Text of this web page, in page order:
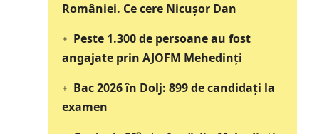
României. Ce cere Nicușor Dan
Peste 1.300 de persoane au fost
angajate prin AJOFM Mehedinți
Bac 2026 în Dolj: 899 de candidați la
examen